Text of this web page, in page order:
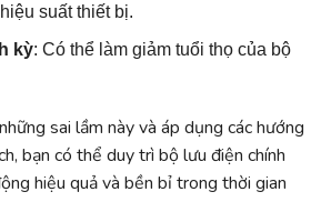
suất thiết bị.
kỳ: Có thể làm giảm tuổi thọ của bộ
sai lầm này và áp dụng các hướng
bạn có thể duy trì bộ lưu điện chính
hiệu quả và bền bỉ trong thời gian